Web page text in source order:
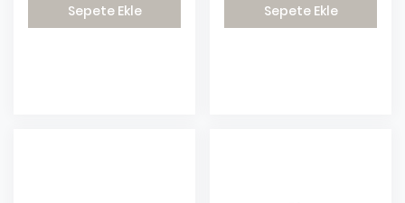
Sepete Ekle Sepete Ekle